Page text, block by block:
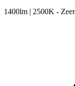
1400lm | 2500K -